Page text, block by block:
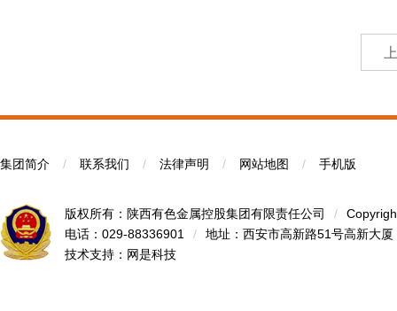
集团简介 / 联系我们 / 法律声明 / 网站地图 / 手机版
版权所有：陕西有色金属控股集团有限责任公司 /
电话：029-88336901
/
地址：西安市高新路51号高新大厦
技术支持： 网是科技